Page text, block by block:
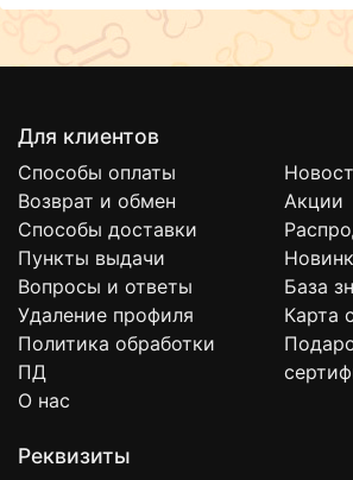
Для клиентов
Способы оплаты
Возврат и обмен
Способы доставки
Пункты выдачи
Вопросы и ответы
Удаление профиля
Политика обработки
ПД
О нас
Акции
База
Карта
Реквизиты